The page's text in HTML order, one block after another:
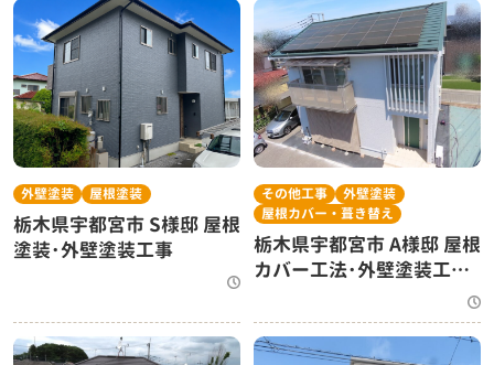
外壁塗装 屋根塗装
栃木県宇都宮市 S様邸 屋根
塗装･外壁塗装工事
その他工事
外壁塗装
屋根カバー・葺き替え
栃木県宇都宮市 A様邸 屋根
カバー工法･外壁塗装工事･